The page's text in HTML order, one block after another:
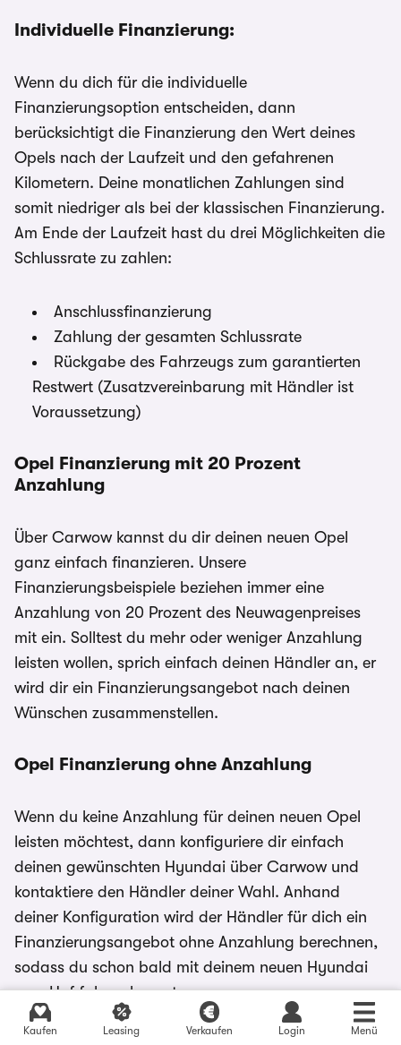
Kaufen Leasing Verkaufen Login Menü
Individuelle Finanzierung:
Wenn du dich für die individuelle
Finanzierungsoption entscheiden, dann
berücksichtigt die Finanzierung den Wert deines
Opels nach der Laufzeit und den gefahrenen
Kilometern. Deine monatlichen Zahlungen sind
somit niedriger als bei der klassischen Finanzierung.
Am Ende der Laufzeit hast du drei Möglichkeiten die
Schlussrate zu zahlen:
Anschlussfinanzierung
Zahlung der gesamten Schlussrate
Rückgabe des Fahrzeugs zum garantierten
Restwert (Zusatzvereinbarung mit Händler ist
Voraussetzung)
Opel Finanzierung mit 20 Prozent
Anzahlung
Über Carwow kannst du dir deinen neuen Opel
ganz einfach finanzieren. Unsere
Finanzierungsbeispiele beziehen immer eine
Anzahlung von 20 Prozent des Neuwagenpreises
mit ein. Solltest du mehr oder weniger Anzahlung
leisten wollen, sprich einfach deinen Händler an, er
wird dir ein Finanzierungsangebot nach deinen
Wünschen zusammenstellen.
Opel Finanzierung ohne Anzahlung
Wenn du keine Anzahlung für deinen neuen Opel
leisten möchtest, dann konfiguriere dir einfach
deinen gewünschten Hyundai über Carwow und
kontaktiere den Händler deiner Wahl. Anhand
deiner Konfiguration wird der Händler für dich ein
Finanzierungsangebot ohne Anzahlung berechnen,
sodass du schon bald mit deinem neuen Hyundai
vom Hof fahren kannst.